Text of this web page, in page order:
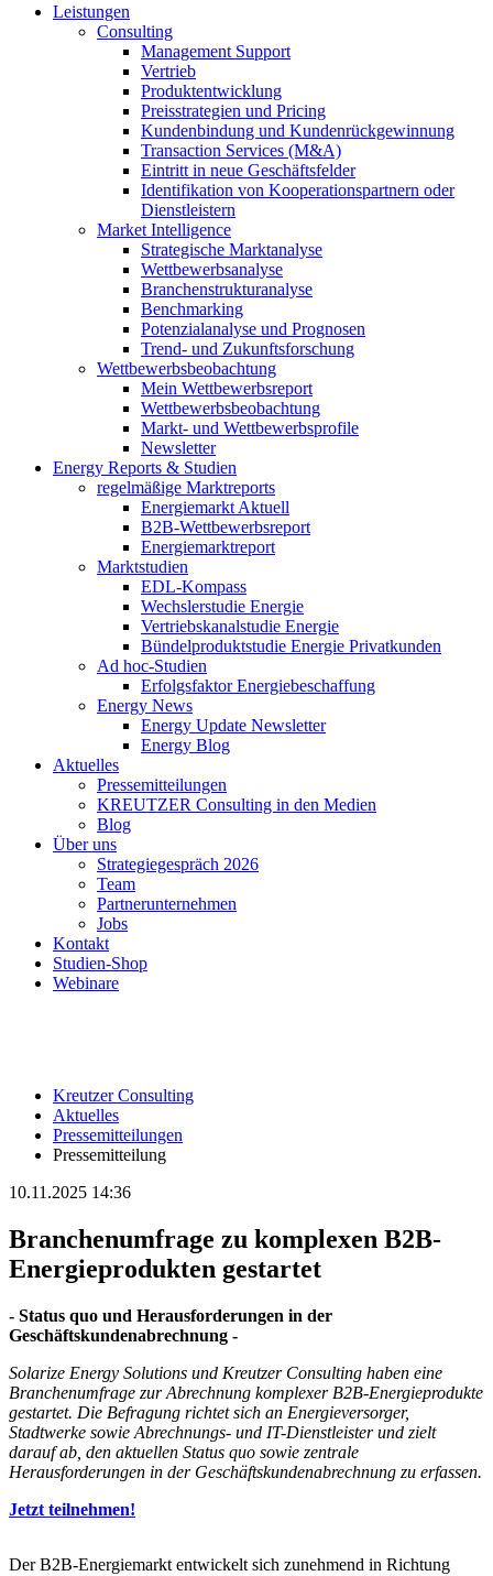
Leistungen
Consulting
Management Support
Vertrieb
Produktentwicklung
Preisstrategien und Pricing
Kundenbindung und Kundenrückgewinnung
Transaction Services (M&A)
Eintritt in neue Geschäftsfelder
Identifikation von Kooperationspartnern oder
Dienstleistern
Market Intelligence
Strategische Marktanalyse
Wettbewerbsanalyse
Branchenstrukturanalyse
Benchmarking
Potenzialanalyse und Prognosen
Trend- und Zukunftsforschung
Wettbewerbs­beobachtung
Mein Wettbewerbsreport
Wettbewerbsbeobachtung
Markt- und Wettbewerbsprofile
Newsletter
Energy Reports & Studien
regelmäßige Marktreports
Energiemarkt Aktuell
B2B-Wettbewerbsreport
Energiemarktreport
Marktstudien
EDL-Kompass
Wechslerstudie Energie
Vertriebskanalstudie Energie
Bündelproduktstudie Energie Privatkunden
Ad hoc-Studien
Erfolgsfaktor Energiebeschaffung
Energy News
Energy Update Newsletter
Energy Blog
Aktuelles
Pressemitteilungen
KREUTZER Consulting in den Medien
Blog
Über uns
Strategiegespräch 2026
Team
Partnerunternehmen
Jobs
Kontakt
Studien-Shop
Webinare
Kreutzer Consulting
Aktuelles
Pressemitteilungen
Pressemitteilung
10.11.2025 14:36
Branchenumfrage zu komplexen B2B-
Energieprodukten gestartet
- Status quo und Herausforderungen in der
Geschäftskundenabrechnung -
Solarize Energy Solutions und Kreutzer Consulting haben eine
Branchenumfrage zur Abrechnung komplexer B2B-Energieprodukte
gestartet. Die Befragung richtet sich an Energieversorger,
Stadtwerke sowie Abrechnungs- und IT-Dienstleister und zielt
darauf ab, den aktuellen Status quo sowie zentrale
Herausforderungen in der Geschäftskundenabrechnung zu erfassen.
Jetzt teilnehmen!
Der B2B-Energiemarkt entwickelt sich zunehmend in Richtung